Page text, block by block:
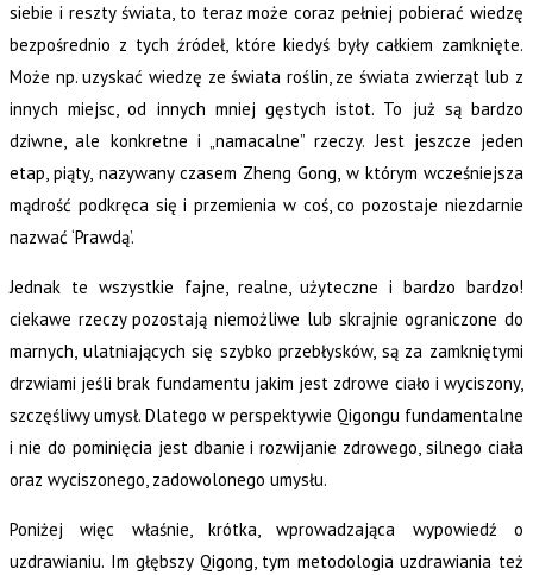
siebie i reszty świata, to teraz może coraz pełniej pobierać wiedzę
bezpośrednio z tych źródeł, które kiedyś były całkiem zamknięte.
Może np. uzyskać wiedzę ze świata roślin, ze świata zwierząt lub z
innych miejsc, od innych mniej gęstych istot. To już są bardzo
dziwne, ale konkretne i „namacalne” rzeczy. Jest jeszcze jeden
etap, piąty, nazywany czasem Zheng Gong, w którym wcześniejsza
mądrość podkręca się i przemienia w coś, co pozostaje niezdarnie
nazwać ‘Prawdą’.
Jednak te wszystkie fajne, realne, użyteczne i bardzo bardzo!
ciekawe rzeczy pozostają niemożliwe lub skrajnie ograniczone do
marnych, ulatniających się szybko przebłysków, są za zamkniętymi
drzwiami jeśli brak fundamentu jakim jest zdrowe ciało i wyciszony,
szczęśliwy umysł. Dlatego w perspektywie Qigongu fundamentalne
i nie do pominięcia jest dbanie i rozwijanie zdrowego, silnego ciała
oraz wyciszonego, zadowolonego umysłu.
Poniżej więc właśnie, krótka, wprowadzająca wypowiedź o
uzdrawianiu. Im głębszy Qigong, tym metodologia uzdrawiania też